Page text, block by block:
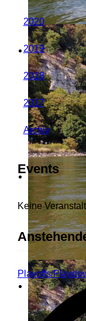
2020
2019
2018
2017
Archiv
Events
Keine
Playoffs/